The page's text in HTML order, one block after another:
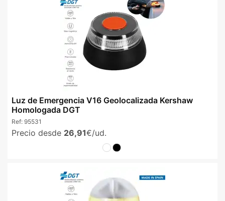
Luz de Emergencia V16 Geolocalizada Kershaw
Homologada DGT
Ref: 95531
Precio desde 26,91€/ud.